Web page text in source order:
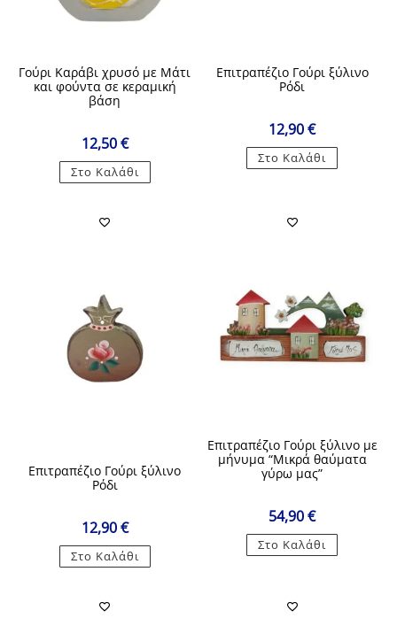
Γούρι Καράβι χρυσό με Μάτι
και φούντα σε κεραμική
βάση
12,50€
Στο Καλάθι
Επιτραπέζιο Γούρι ξύλινο
Ρόδι
12,90€
Στο Καλάθι
Επιτραπέζιο Γούρι ξύλινο
Ρόδι
12,90€
Στο Καλάθι
Επιτραπέζιο Γούρι ξύλινο με
μήνυμα “Μικρά θαύματα
γύρω μας”
54,90€
Στο Καλάθι